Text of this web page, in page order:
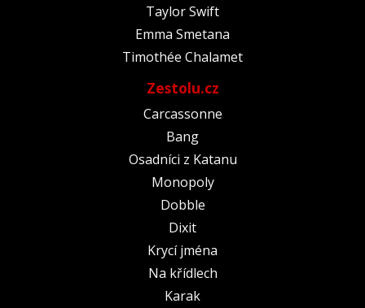
Taylor Swift
Emma Smetana
Timothée Chalamet
Zestolu.cz
Carcassonne
Bang
Osadníci z Katanu
Monopoly
Dobble
Dixit
Krycí jména
Na křídlech
Karak